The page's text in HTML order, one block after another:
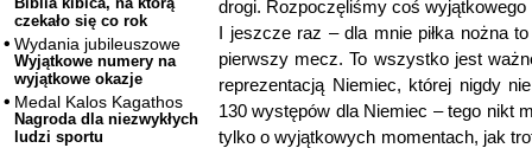
czekało się co rok
Wydania jubileuszowe
Wyjątkowe numery na
wyjątkowe okazje
Medal Kalos Kagathos
Nagroda dla niezwykłych
ludzi sportu
drogi. Rozpoczęliśmy coś wyjątkowego
I jeszcze raz – dla mnie piłka nożna
pierwszy mecz. To wszystko jest
reprezentacją Niemiec, której nigdy
130 występów dla Niemiec – tego nikt
tylko o wyjątkowych momentach, jak